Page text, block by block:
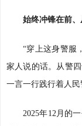
始终冲锋在前
“穿上这身警服
家人说的话。从警
一言一行践行着人民
2025年12月的